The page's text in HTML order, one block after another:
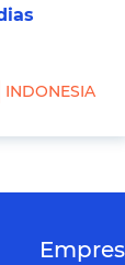
INDONESIA